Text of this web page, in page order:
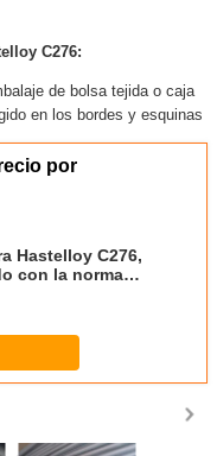
C276:
de bolsa tejida o caja
en los bordes y esquinas
por
Hastelloy C276,
con la norma